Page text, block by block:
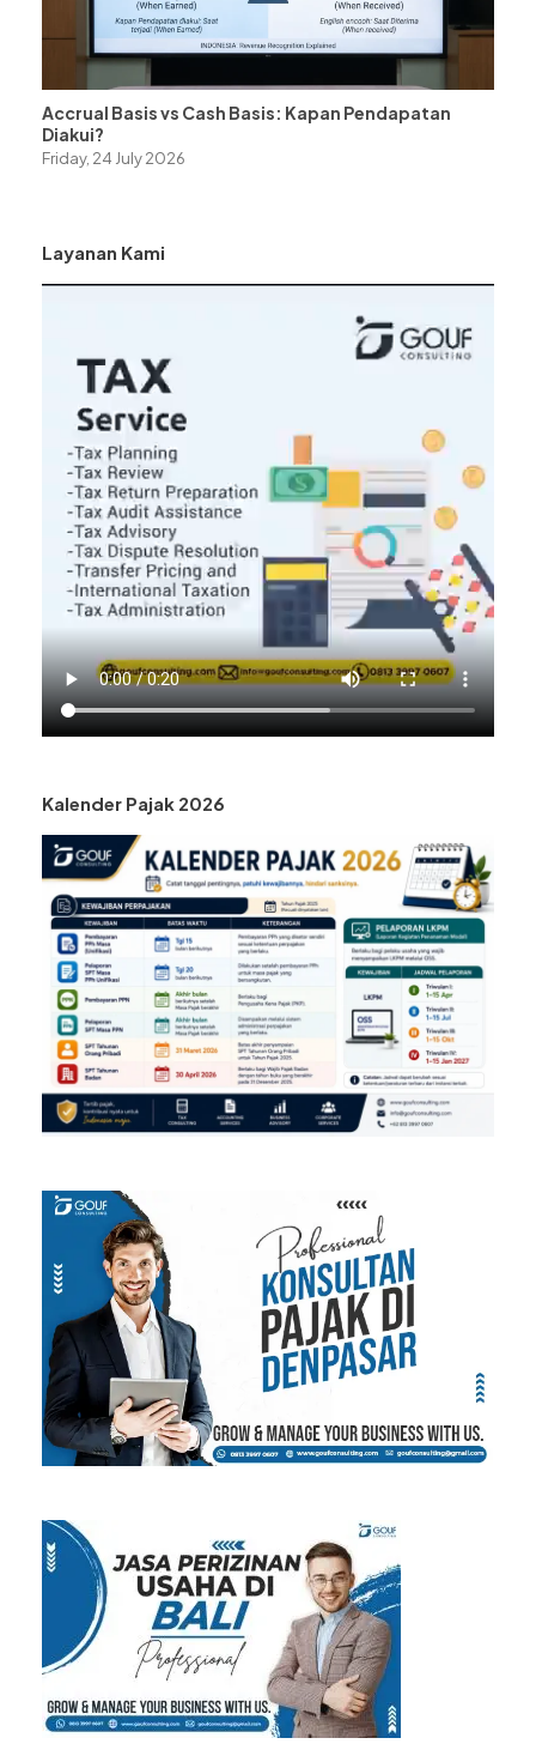
Accrual Basis vs Cash Basis: Kapan Pendapatan
Diakui?
Friday, 24 July 2026
Layanan Kami
Kalender Pajak 2026